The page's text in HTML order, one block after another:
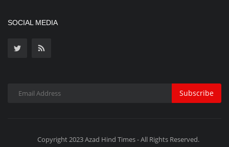
SOCIAL MEDIA
Subscribe
Copyright 2023 Azad Hind Times - All Rights Reserved.